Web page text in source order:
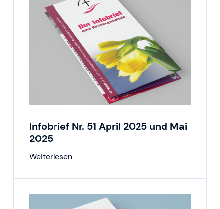
Infobrief Nr. 51 April 2025 und Mai
2025
Weiterlesen